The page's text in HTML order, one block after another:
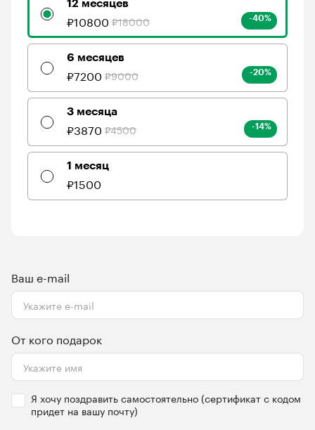
12 месяцев
₽10800 ₽18000 -40%
6 месяцев
₽7200 ₽9000 -20%
3 месяца
₽3870 ₽4500 -14%
1 месяц
₽1500
Ваш e-mail
От кого подарок
Я хочу поздравить самостоятельно (сертификат с кодом
придет на вашу почту)